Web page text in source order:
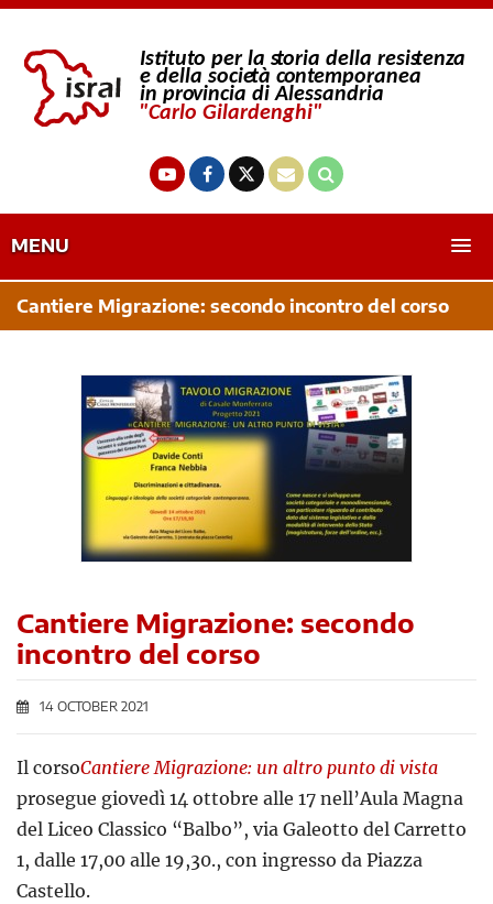
MENU
Cantiere Migrazione: secondo incontro del corso
Cantiere Migrazione: secondo
incontro del corso
14 OCTOBER 2021
Il corsoCantiere Migrazione: un altro punto di vista
prosegue giovedì 14 ottobre alle 17 nell’Aula Magna
del Liceo Classico “Balbo”, via Galeotto del Carretto
1, dalle 17,00 alle 19,30., con ingresso da Piazza
Castello.